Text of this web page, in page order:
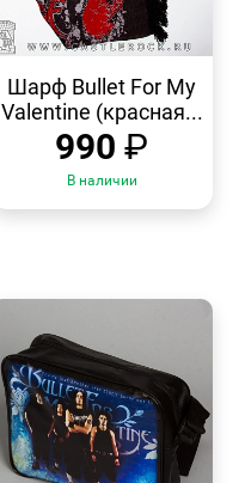
ПРОСМОТР
Шарф Bullet For My
Valentine (красная...
990 ₽
В наличии